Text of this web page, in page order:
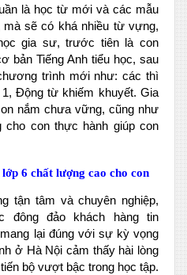
là học từ mới và các mẫu
sẽ có khá nhiều từ vựng,
gia sư, trước tiên là con
bản Tiếng Anh tiểu học, sau
trình mới như: các thì
Động từ khiếm khuyết. Gia
nắm chưa vững, cũng như
con thực hành giúp con
6 chất lượng cao cho con
tận tâm và chuyên nghiệp,
đông đảo khách hàng tin
lại đúng với sự kỳ vọng
ở Hà Nội cảm thấy hài lòng
bộ vượt bậc trong học tập.